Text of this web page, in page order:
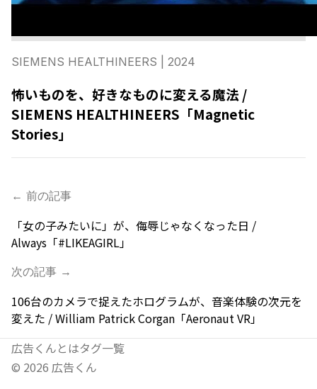
SIEMENS HEALTHINEERS | 2024
怖いものを、好きなものに変える魔法 /
SIEMENS HEALTHINEERS「Magnetic
Stories」
← 前の記事
「女の子みたいに」が、侮辱じゃなくなった日 /
Always「#LIKEAGIRL」
次の記事 →
106台のカメラで捉えたホログラムが、音楽体験の次元を
変えた / William Patrick Corgan「Aeronaut VR」
広告くんとはタグ一覧
© 2026 広告くん